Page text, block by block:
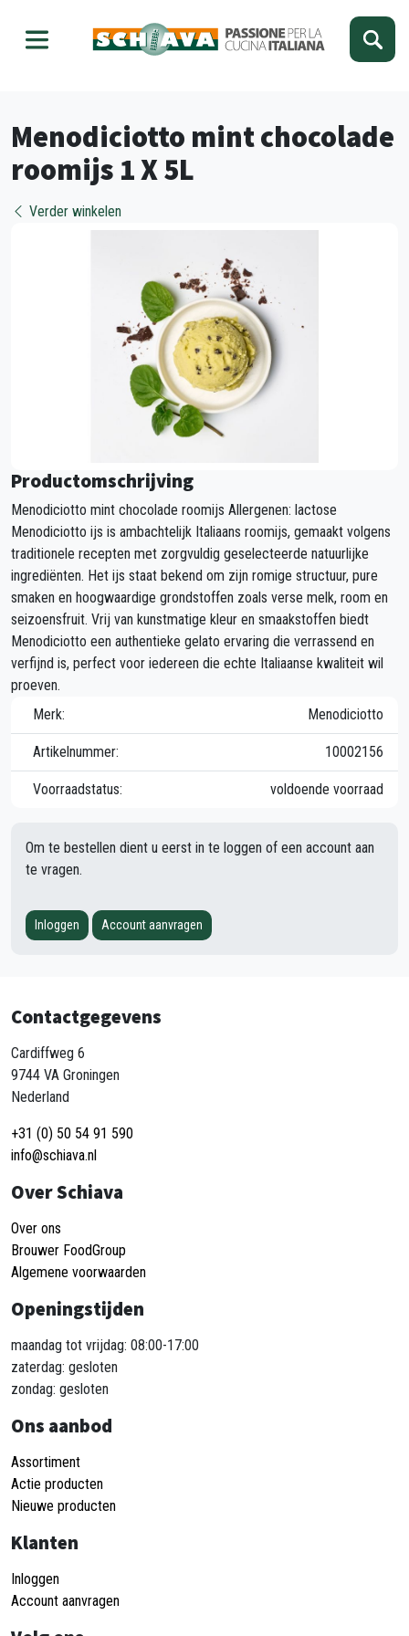
Menodiciotto mint chocolade
roomijs 1 X 5L
Verder winkelen
Productomschrijving
Menodiciotto mint chocolade roomijs Allergenen: lactose
Menodiciotto ijs is ambachtelijk Italiaans roomijs, gemaakt volgens
traditionele recepten met zorgvuldig geselecteerde natuurlijke
ingrediënten. Het ijs staat bekend om zijn romige structuur, pure
smaken en hoogwaardige grondstoffen zoals verse melk, room en
seizoensfruit. Vrij van kunstmatige kleur en smaakstoffen biedt
Menodiciotto een authentieke gelato ervaring die verrassend en
verfijnd is, perfect voor iedereen die echte Italiaanse kwaliteit wil
proeven.
Merk:
Menodiciotto
Artikelnummer: 10002156
Voorraadstatus: voldoende voorraad
Om te bestellen dient u eerst in te loggen of een account aan
te vragen.
Inloggen Account aanvragen
Contactgegevens
Cardiffweg 6
9744 VA Groningen
Nederland
+31 (0) 50 54 91 590
info@schiava.nl
Over Schiava
Over ons
Brouwer FoodGroup
Algemene voorwaarden
Openingstijden
maandag tot vrijdag: 08:00-17:00
zaterdag: gesloten
zondag: gesloten
Ons aanbod
Assortiment
Actie producten
Nieuwe producten
Klanten
Inloggen
Account aanvragen